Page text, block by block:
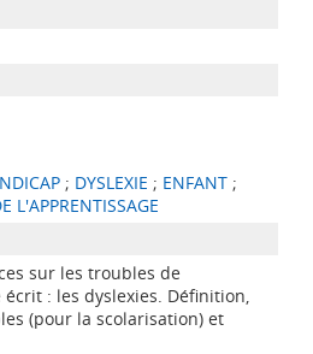
; DYSLEXIE ; ENFANT;
L'APPRENTISSAGE
sur les troubles de
: les dyslexies. Définition,
(pour la scolarisation) et